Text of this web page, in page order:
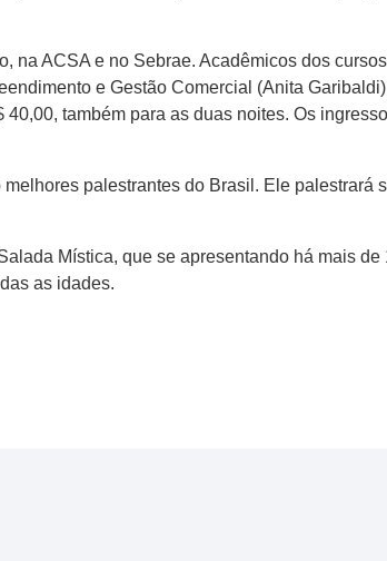
na ACSA e no Sebrae. Acadêmicos dos
e Gestão Comercial (Anita
também para as duas noites. Os
palestrantes do Brasil. Ele palestrará
Mística, que se apresentando há mais de
as idades.